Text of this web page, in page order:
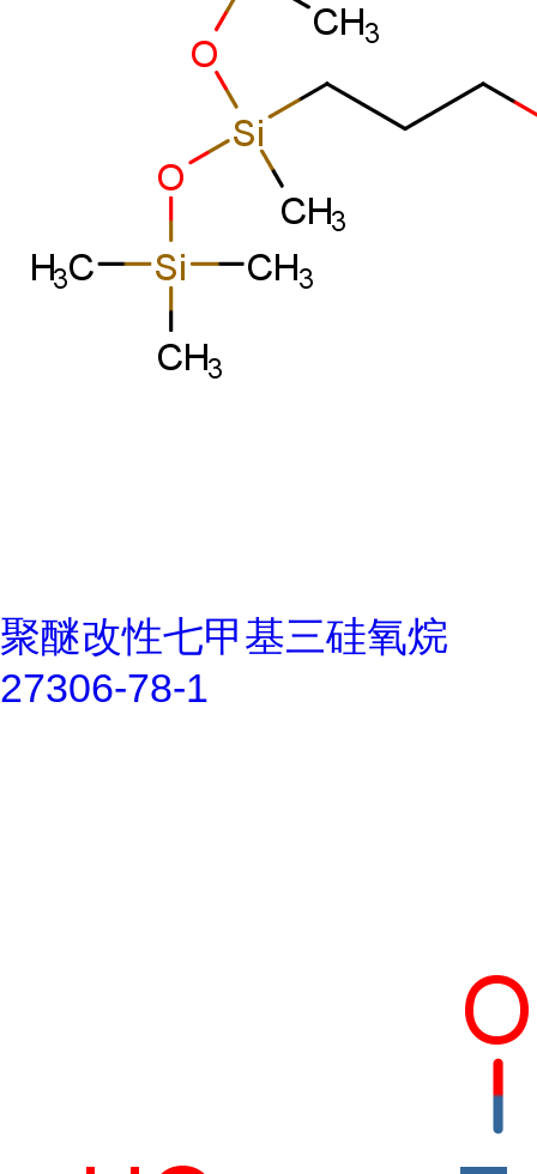
聚醚改性七甲基三硅氧烷
27306-78-1